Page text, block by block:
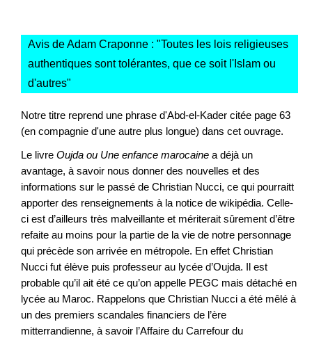
Avis de Adam Craponne : "Toutes les lois religieuses
authentiques sont tolérantes, que ce soit l'Islam ou
d'autres"
Notre titre reprend une phrase d'Abd-el-Kader citée page 63
(en compagnie d'une autre plus longue) dans cet ouvrage.
Le livre Oujda ou Une enfance marocaine a déjà un
avantage, à savoir nous donner des nouvelles et des
informations sur le passé de Christian Nucci, ce qui pourraitt
apporter des renseignements à la notice de wikipédia. Celle-
ci est d’ailleurs très malveillante et mériterait sûrement d’être
refaite au moins pour la partie de la vie de notre personnage
qui précède son arrivée en métropole. En effet Christian
Nucci fut élève puis professeur au lycée d’Oujda. Il est
probable qu’il ait été ce qu’on appelle PEGC mais détaché en
lycée au Maroc. Rappelons que Christian Nucci a été mêlé à
un des premiers scandales financiers de l’ère
mitterrandienne, à savoir l’Affaire du Carrefour du